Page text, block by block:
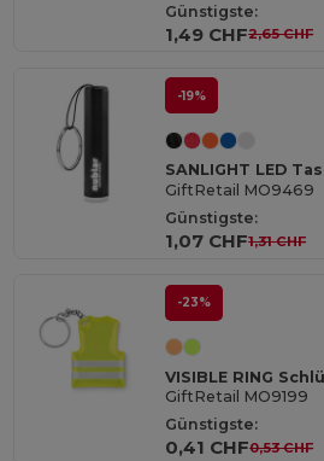
Günstigste:
1,49 CHF2,65 CHF
-19%
SANLIGHT LED
GiftRetail MO9469
Günstigste:
1,07 CHF1,31 CHF
-23%
GiftRetail MO9199
Günstigste:
0,41 CHF0,53 CHF